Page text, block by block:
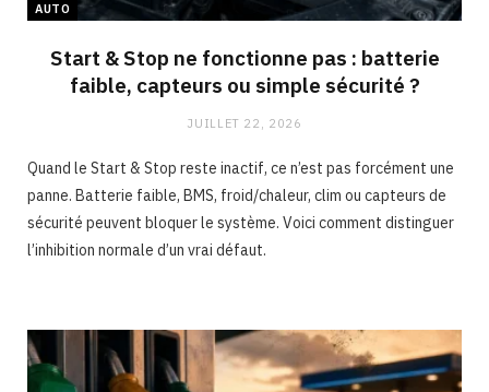
AUTO
Start & Stop ne fonctionne pas : batterie
faible, capteurs ou simple sécurité ?
JUILLET 22, 2026
Quand le Start & Stop reste inactif, ce n’est pas forcément une
panne. Batterie faible, BMS, froid/chaleur, clim ou capteurs de
sécurité peuvent bloquer le système. Voici comment distinguer
l’inhibition normale d’un vrai défaut.